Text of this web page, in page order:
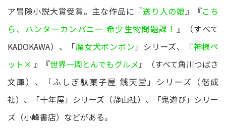
ア冒険小説大賞受賞。主な作品に『送り人の娘 』『こち
ら、ハンターカンパニー 希少生物問題課！ 』（すべて
KADOKAWA）、「魔女犬ボンボン 」シリーズ、『神様ペ
ット× 』『世界一周とんでもグルメ 』（すべて角川つばさ
文庫）、「ふしぎ駄菓子屋 銭天堂」シリーズ（偕成
社）、「十年屋」シリーズ（静山社）、「鬼遊び」シリー
ズ（小峰書店）などがある。